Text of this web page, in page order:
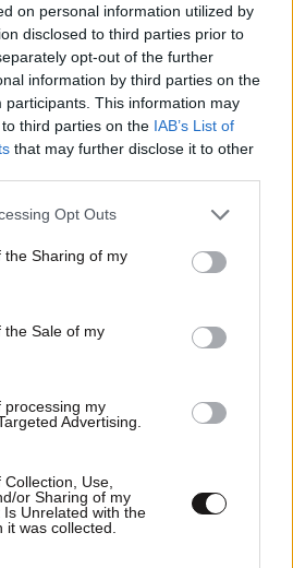
on personal information utilized by
disclosed to third parties prior to
opt-out of the further
information by third parties on the
participants. This information may
third parties on the IAB’s List of
that may further disclose it to other
app uses one or more Google
usage behaviour. You may click to
Google and its third-party tags to
purposes in below Google
Opt Outs
the Sharing of my
the Sale of my
processing my
Advertising.
Use,
or Sharing of my
Unrelated with the
was collected.
τους κανόνες σχολιασμού
ΠΡΟΣΘΗΚΗ